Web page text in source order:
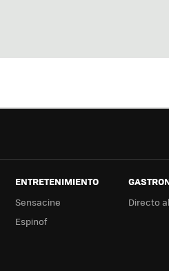
ENTRETENIMIENTO
Sensacine
Espinof
Directo